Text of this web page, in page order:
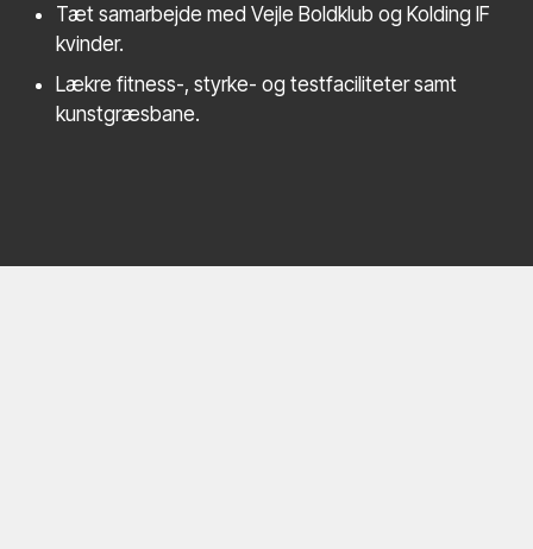
Tæt samarbejde med Vejle Boldklub og Kolding IF
kvinder.
Lækre fitness-, styrke- og testfaciliteter samt
kunstgræsbane.